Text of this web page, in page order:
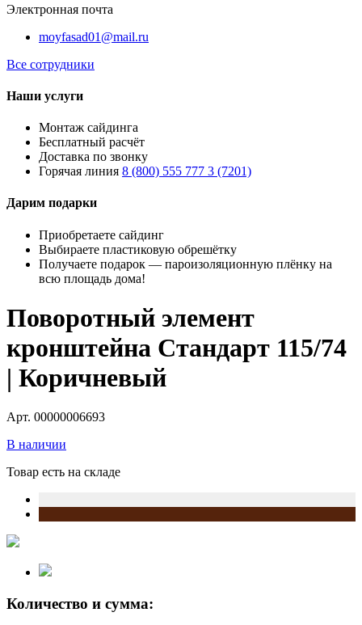
Электронная почта
moyfasad01@mail.ru
Все сотрудники
Наши услуги
Монтаж сайдинга
Бесплатный расчёт
Доставка по звонку
Горячая линия 8 (800) 555 777 3 (7201)
Дарим подарки
Приобретаете сайдинг
Выбираете пластиковую обрешётку
Получаете подарок — пароизоляционную плёнку на
всю площадь дома!
Поворотный элемент
кронштейна Стандарт 115/74
| Коричневый
Арт. 00000006693
В наличии
Товар есть на складе
Количество и сумма: